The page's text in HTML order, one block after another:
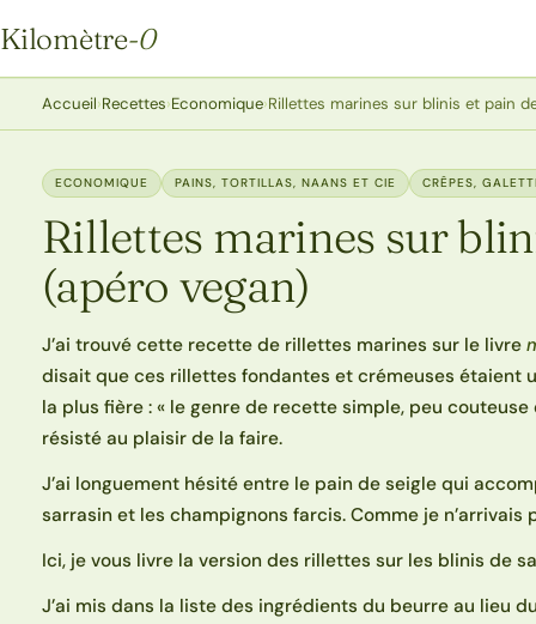
Kilomètre-0
Kilomètre-0
Accueil›Recettes›Economique›Rillettes marines sur blinis et pain
ECONOMIQUE PAINS, TORTILLAS, NAANS ET CIE CRÊPES,
Rillettes marines sur
(apéro vegan)
J’ai trouvé cette recette de rillettes marines sur le livre
disait que ces rillettes fondantes et crémeuses étaient
la plus fière : « le genre de recette simple, peu couteuse
résisté au plaisir de la faire.
J’ai longuement hésité entre le pain de seigle qui
sarrasin et les champignons farcis. Comme je n’arrivais
Ici, je vous livre la version des rillettes sur les blinis de
J’ai mis dans la liste des ingrédients du beurre au lieu